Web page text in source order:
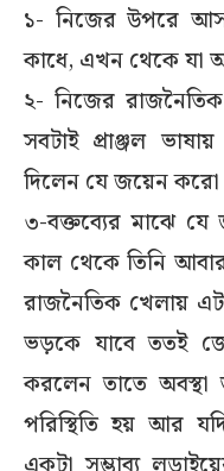
১- নিজের উপরে
কাধে, এখন থেকে যা
২- নিজের
সবটাই প্রাঞ্জল
দিলেন যে জয়েন করো
৩-বক্তব্যের মাঝে যে
কাল থেকে তিনি
রাজনৈতিক খেলায়
ভড়কে যাবে ততই
করলেন তাতে অবস্থা
পরিস্থিতি হয় আর